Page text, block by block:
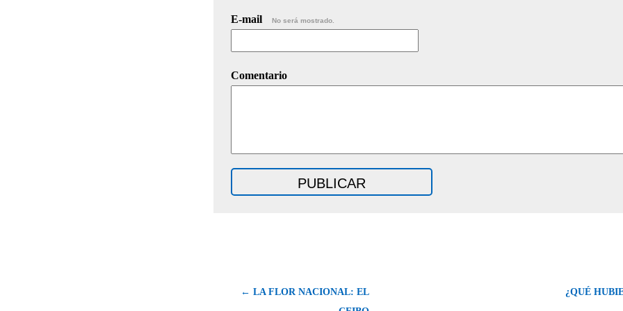
E-mail No será mostrado.
Comentario
← LA FLOR NACIONAL: EL
¿QUÉ